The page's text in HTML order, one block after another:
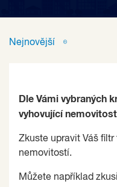
Nejnovější
Dle Vámi vybraných
vyhovující
Zkuste upravit Váš
nemovitostí.
Můžete například